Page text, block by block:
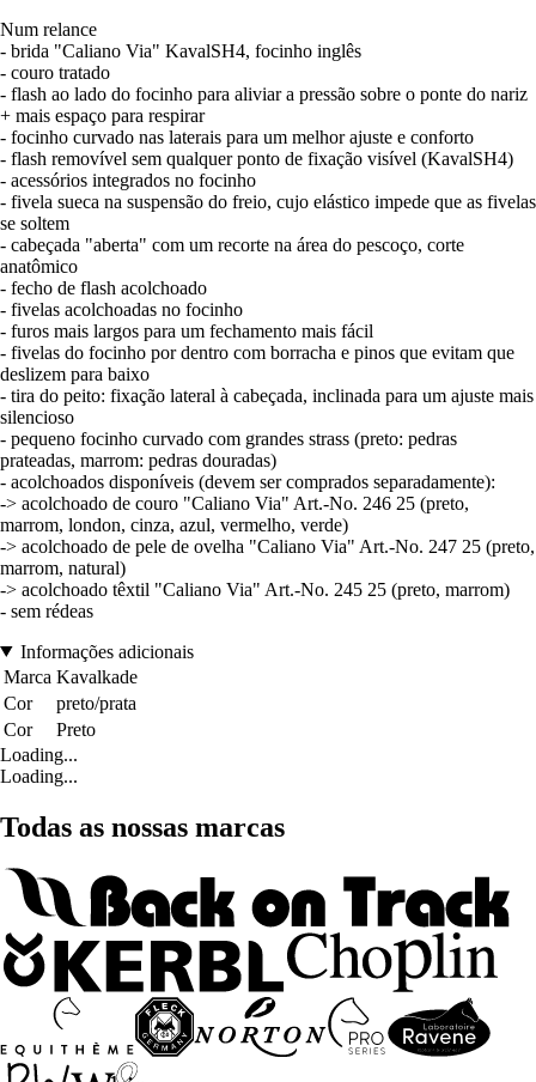
Num relance
- brida "Caliano Via" KavalSH4, focinho inglês
- couro tratado
- flash ao lado do focinho para aliviar a pressão sobre o ponte do nariz
+ mais espaço para respirar
- focinho curvado nas laterais para um melhor ajuste e conforto
- flash removível sem qualquer ponto de fixação visível (KavalSH4)
- acessórios integrados no focinho
- fivela sueca na suspensão do freio, cujo elástico impede que as fivelas
se soltem
- cabeçada "aberta" com um recorte na área do pescoço, corte
anatômico
- fecho de flash acolchoado
- fivelas acolchoadas no focinho
- furos mais largos para um fechamento mais fácil
- fivelas do focinho por dentro com borracha e pinos que evitam que
deslizem para baixo
- tira do peito: fixação lateral à cabeçada, inclinada para um ajuste mais
silencioso
- pequeno focinho curvado com grandes strass (preto: pedras
prateadas, marrom: pedras douradas)
- acolchoados disponíveis (devem ser comprados separadamente):
-> acolchoado de couro "Caliano Via" Art.-No. 246 25 (preto,
marrom, london, cinza, azul, vermelho, verde)
-> acolchoado de pele de ovelha "Caliano Via" Art.-No. 247 25 (preto,
marrom, natural)
-> acolchoado têxtil "Caliano Via" Art.-No. 245 25 (preto, marrom)
- sem rédeas
Informações adicionais
Marca Kavalkade
Cor
preto/prata
Cor
Preto
Loading...
Loading...
Todas as nossas marcas